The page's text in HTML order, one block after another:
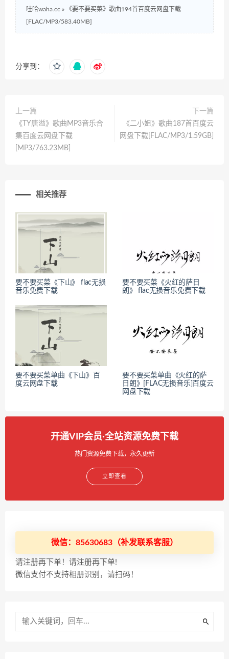
哇哈waha.cc »
《要不要买菜》歌曲194首百度云网盘下载
[FLAC/MP3/583.40MB]
分享到：
上一篇
《TY唐溢》歌曲MP3音乐合
集百度云网盘下载
[MP3/763.23MB]
下一篇
《二小姐》歌曲187首百度云
网盘下载[FLAC/MP3/1.59GB]
相关推荐
要不要买菜《下山》 flac无损
音乐免费下载
要不要买菜《火红的萨日
朗》 flac无损音乐免费下载
要不要买菜单曲《下山》百
度云网盘下载
要不要买菜单曲《火红的萨
日朗》[FLAC无损音乐]百度云
网盘下载
开通VIP会员·全站资源免费下载
热门资源免费下载，永久更新
立即查看
微信：85630683（补发联系客服）
请注册再下单！请注册再下单!
微信支付不支持相册识别，请扫码！